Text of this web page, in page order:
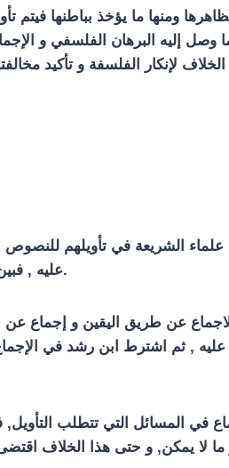
ومنها ما يؤخذ بباطنها فيتم
وصل إليه البرهان الفلسفي و
لإنكار الفلسفة و تأكيد
علماء الشريعة في تأويلهم
عليه , فبين أن هناك ما هو ظاهر في نص الشريعة فيما هناك ما تم الإجماع عليه عن طريق التأويل.
عن طريق اليقين و
عليه , ثم اشترط ابن رشد في
في المسائل التي تتطلب